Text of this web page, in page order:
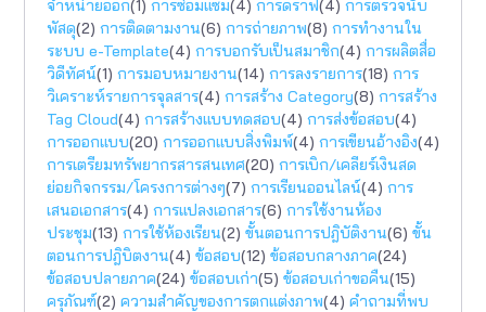
จำหน่ายออก(1) การซ่อมแซม(4) การดราฟ(4) การตรวจนับ
พัสดุ(2) การติดตามงาน(6) การถ่ายภาพ(8) การทำงานใน
ระบบ e-Template(4) การบอกรับเป็นสมาชิก(4) การผลิตสื่อ
วิดีทัศน์(1) การมอบหมายงาน(14) การลงรายการ(18) การ
วิเคราะห์รายการจุลสาร(4) การสร้าง Category(8) การสร้าง
Tag Cloud(4) การสร้างแบบทดสอบ(4) การส่งข้อสอบ(4)
การออกแบบ(20) การออกแบบสิ่งพิมพ์(4) การเขียนอ้างอิง(4)
การเตรียมทรัพยากรสารสนเทศ(20) การเบิก/เคลียร์เงินสด
ย่อยกิจกรรม/โครงการต่างๆ(7) การเรียนออนไลน์(4) การ
เสนอเอกสาร(4) การแปลงเอกสาร(6) การใช้งานห้อง
ประชุม(13) การใช้ห้องเรียน(2) ขั้นตอนการปฎิบัติงาน(6) ขั้น
ตอนการปฎิบิตงาน(4) ข้อสอบ(12) ข้อสอบกลางภาค(24)
ข้อสอบปลายภาค(24) ข้อสอบเก่า(5) ข้อสอบเก่าขอคืน(15)
ครุภัณฑ์(2) ความสำคัญของการตกแต่งภาพ(4) คำถามที่พบ